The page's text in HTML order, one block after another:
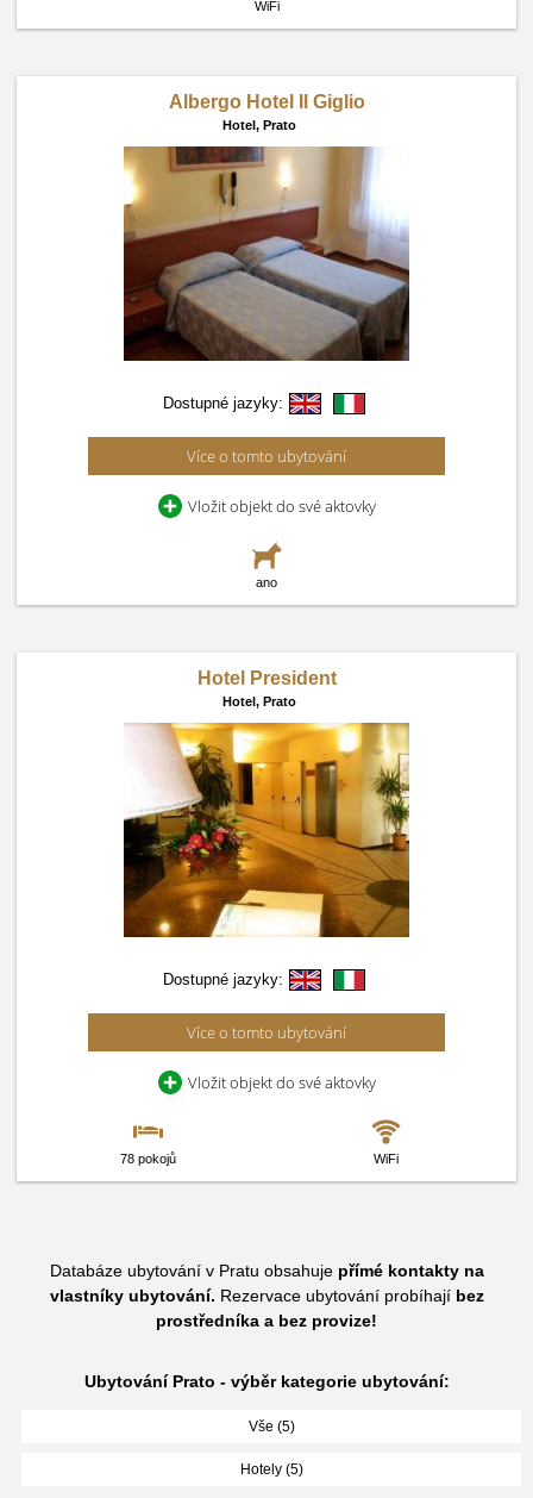
WiFi
Albergo Hotel Il Giglio
Hotel, Prato
Dostupné jazyky:
Více o tomto ubytování
Vložit objekt do své aktovky
ano
Hotel President
Hotel, Prato
Dostupné jazyky:
Více o tomto ubytování
Vložit objekt do své aktovky
78 pokojů WiFi
Databáze ubytování v Pratu obsahuje přímé kontakty na
vlastníky ubytování. Rezervace ubytování probíhají bez
prostředníka a bez provize!
Ubytování Prato - výběr kategorie ubytování:
Vše (5)
Hotely (5)